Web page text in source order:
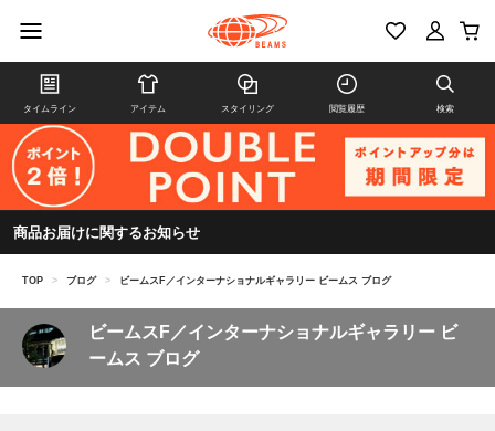
タイムライン アイテム スタイリング 閲覧履歴 検索
商品お届けに関するお知らせ
TOP > ブログ > ビームスF／インターナショナルギャラリー ビームス ブログ
ビームスF／インターナショナルギャラリー ビ
ームス ブログ